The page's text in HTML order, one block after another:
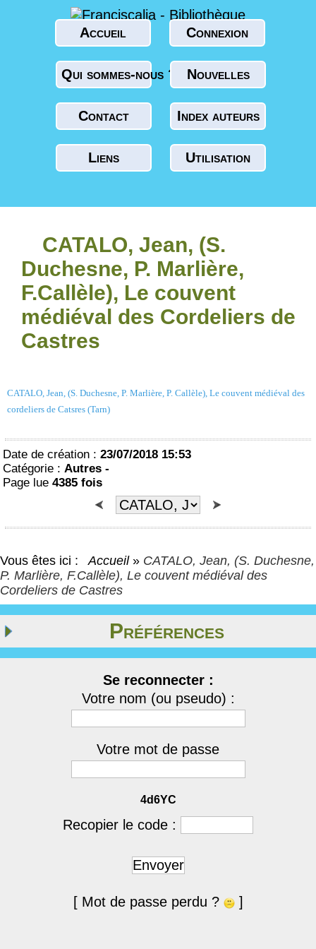
Accueil Connexion
Qui sommes-nous ? Nouvelles
Contact Index auteurs
Liens Utilisation
CATALO, Jean, (S.
Duchesne, P. Marlière,
F.Callèle), Le couvent
médiéval des Cordeliers de
Castres
CATALO, Jean, (S. Duchesne, P. Marlière, P. Callèle), Le couvent médiéval des
cordeliers de Catsres (Tarn)
Date de création : 23/07/2018 15:53
Catégorie : Autres -
Page lue 4385 fois
Vous êtes ici : Accueil » CATALO, Jean, (S. Duchesne,
P. Marlière, F.Callèle), Le couvent médiéval des
Cordeliers de Castres
Préférences
Se reconnecter :
Votre nom (ou pseudo) :
Votre mot de passe
4d6YC
Recopier le code :
Envoyer
[ Mot de passe perdu ? ]